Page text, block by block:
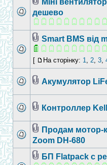
Міні
дешево
Smart BMS від
[
На сторінку: 1, 2, 3,
Акумулятор
Контроллер
Продам мотор-
Zoom DH-680
БП Flatpack с